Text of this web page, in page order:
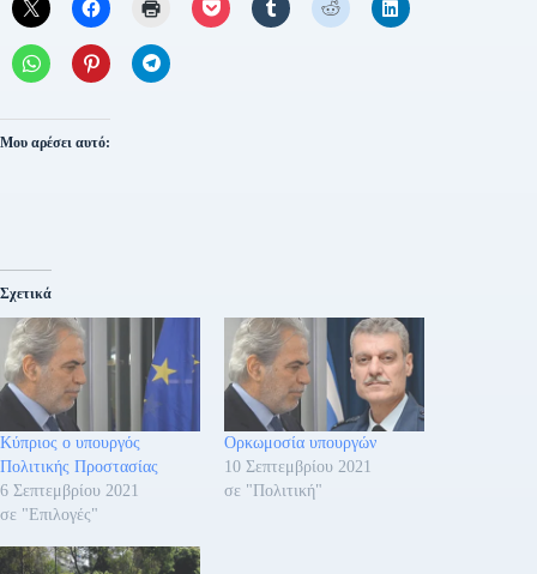
Μου αρέσει αυτό:
Σχετικά
Κύπριος ο υπουργός
Πολιτικής Προστασίας
6 Σεπτεμβρίου 2021
σε "Επιλογές"
Ορκωμοσία υπουργών
10 Σεπτεμβρίου 2021
σε "Πολιτική"